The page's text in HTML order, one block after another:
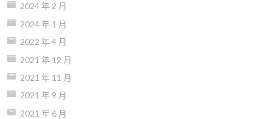
2024 年 2 月
2024 年 1 月
2022 年 4 月
2021 年 12 月
2021 年 11 月
2021 年 9 月
2021 年 6 月